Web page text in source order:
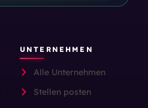
UNTERNEHMEN
Alle Unternehmen
Stellen posten